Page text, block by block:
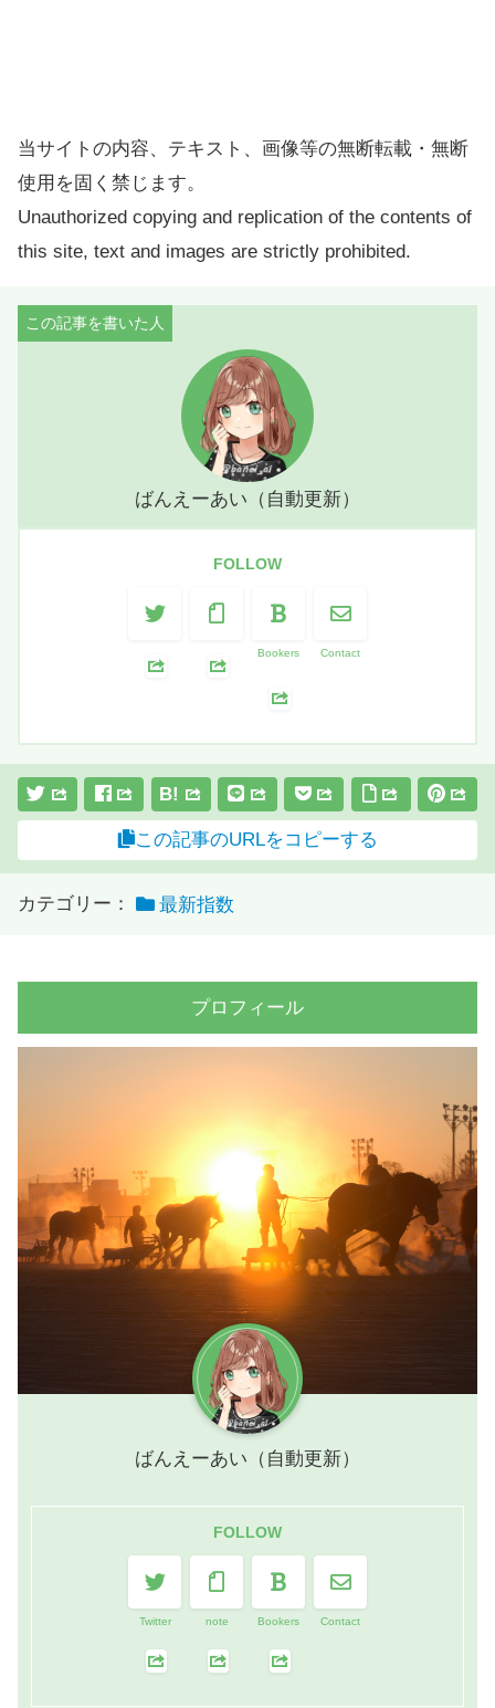
当サイトの内容、テキスト、画像等の無断転載・無断
使用を固く禁じます。
Unauthorized copying and replication of the contents of
this site, text and images are strictly prohibited.
ばんえーあい（自動更新）
FOLLOW
Bookers Contact
B!
この記事のURLをコピーする
カテゴリー： 最新指数
プロフィール
ばんえーあい（自動更新）
FOLLOW
Twitter note Bookers Contact